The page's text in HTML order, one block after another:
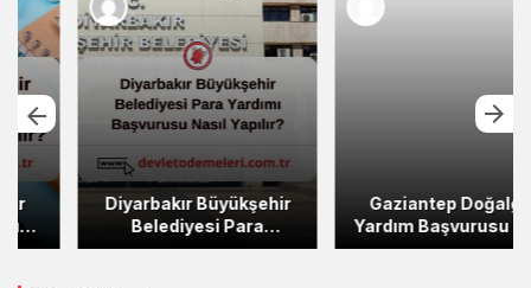
Diyarbakır Büyükşehir
Belediyesi Para
Yardımı Başvurusu Nasıl
Gaziantep Doğalgaz
Yardım Başvurusu Nasıl
Yapılır?